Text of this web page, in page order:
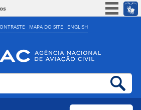
MAPA DO SITE ENGLISH
Simplifique!
Acesso à informação
Legislação